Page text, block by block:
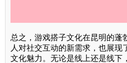
总之，游戏搭子文化在昆明的蓬
人对社交互动的新需求，也展现
文化魅力。无论是线上还是线下